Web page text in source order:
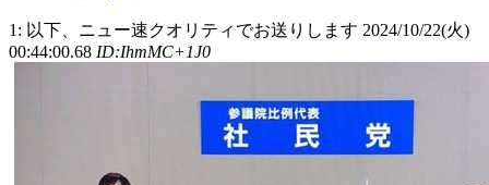
1: 以下、ニュー速クオリティでお送りします 2024/10/22(火)
00:44:00.68 ID:IhmMC+1J0